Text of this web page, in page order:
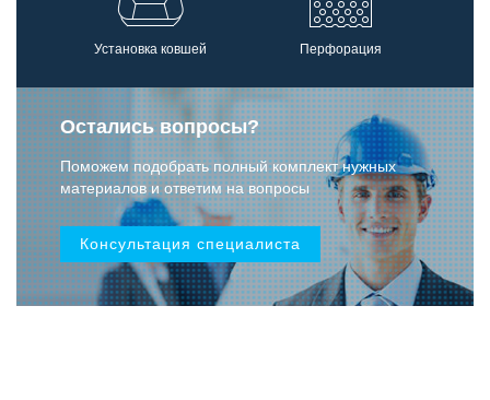
Установка ковшей Перфорация
Остались вопросы?
Поможем подобрать полный комплект нужных
материалов и ответим на вопросы
Консультация специалиста